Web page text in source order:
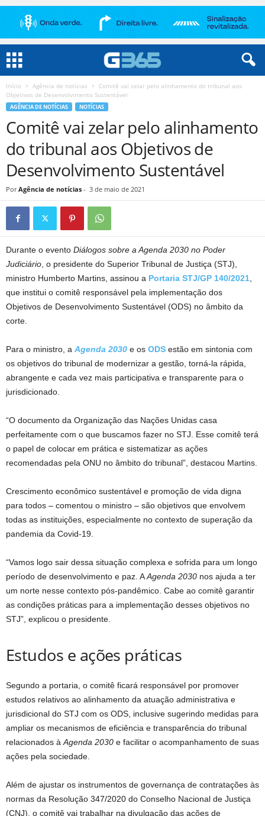
Início Agência de notícias
Comitê vai zelar pelo alinhamento do tribunal aos
Objetivos de Desenvolvimento Sustentável
AGÊNCIA DE NOTÍCIAS NOTÍCIAS
Comitê vai zelar pelo alinhamento
do tribunal aos Objetivos de
Desenvolvimento Sustentável
Por Agência de notícias - 3 de maio de 2021
​​​Durante o evento Diálogos sobre a Agenda 2030 no Poder
Judiciário , o presidente do Superior Tribunal de Justiça (STJ),
ministro Humberto Martins, assinou a Portaria STJ/GP 140/2021
que institui o comitê responsável pela implementação dos
Objetivos de Desenvolvimento Sustentável (ODS) no âmbito da
corte.
Para o ministro, a Agenda 2030 e os ODS estão em sintonia com
os objetivos do tribunal de modernizar a gestão, torná-la rápida,
abrangente e cada vez mais participativa e transparente para o
jurisdicionado.
“O documento da Organização das Nações Unidas casa
perfeitamente com o que buscamos fazer no STJ. Esse comitê terá
o papel de colocar em prática e sistematizar as ações
recomendadas pela ONU no âmbito do tribunal”, destacou Martins.
Crescimento econômico sustentável e promoção de vida digna
para todos – comentou o ministro – são objetivos que envolvem
todas as instituições, especialmente no contexto de superação da
pandemia da Covid-19.
“Vamos logo sair dessa situação complexa e sofrida para um longo
período de desenvolvimento e paz. AAgenda 2030 nos ajuda a ter
um norte nesse contexto pós-pandêmico. Cabe ao comitê garantir
as condições práticas para a implementação desses objetivos no
STJ”, explicou o presidente.
Estudos e ações p​​​ráticas
Segundo a portaria, o comitê ficará responsável por promover
estudos relativos ao alinhamento da atuação administrativa e
jurisdicional do STJ com os ODS, inclusive sugerindo medidas para
ampliar os mecanismos de eficiência e transparência do tribunal
relacionados à Agenda 2030 e facilitar o acompanhamento de suas
ações pela sociedade.
Além de ajustar os instrumentos de governança de contratações às
normas da Resolução 347/2020 do Conselho Nacional de Justiça
(CNJ), o comitê vai trabalhar na divulgação das ações de